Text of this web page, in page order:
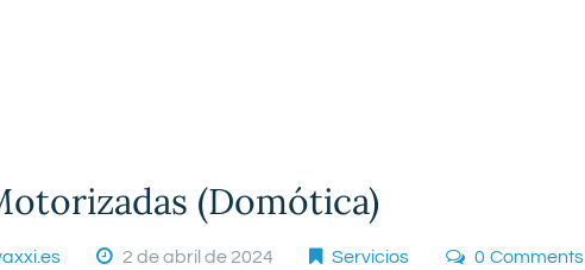
(Domótica)
2 de abril de 2024 Servicios 0 Comments